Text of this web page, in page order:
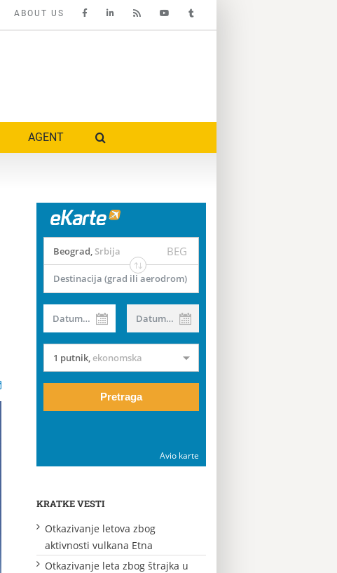
ABOUT US
AGENT
Beograd, Srbija BEG
Destinacija (grad ili aerodrom)
Datum od Datum do
1 putnik,ekonomska
Pretraga
Avio karte
KRATKE VESTI
Otkazivanje letova zbog
aktivnosti vulkana Etna
Otkazivanje leta zbog štrajka u